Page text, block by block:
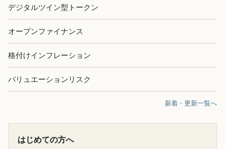
デジタルツイン型トークン
オープンファイナンス
格付けインフレーション
バリュエーションリスク
新着・更新一覧へ
はじめての方へ